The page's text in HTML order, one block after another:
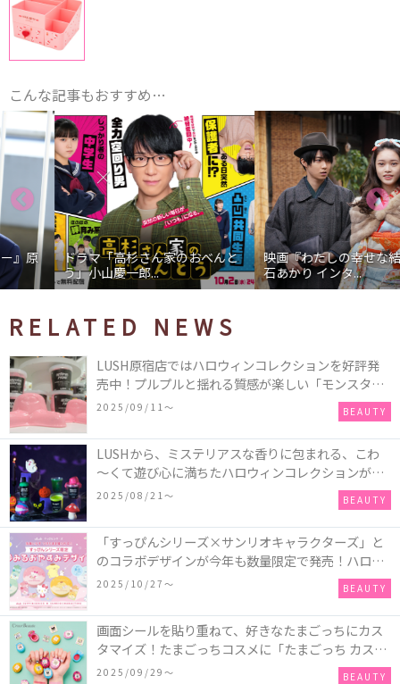
こんな記事もおすすめ…
ドラマ「高杉さん家のおべんと
う」小山慶一郎...
映画『わたしの幸せな結婚』髙
石あかり インタ...
RELATED NEWS
LUSH原宿店ではハロウィンコレクションを好評発
売中！プルプルと揺れる質感が楽しい「モンスター
オクトパス」や定番の「ゴースティー」「パンキン
2025/09/11〜 BEAUTY
LUSHから、ミステリアスな香りに包まれる、こわ
～くて遊び心に満ちたハロウィンコレクションが新
発売！頭と胴体に分かれたバスアイテムを組み合わ
せてキャラクターを完成させる新作「モンスター・
マッシュアップ」シリーズなど♪
2025/08/21〜 BEAUTY
「すっぴんシリーズ×サンリオキャラクターズ」と
のコラボデザインが今年も数量限定で発売！ハロー
キティ、ポムポムプリン、ポチャッコ、ハンギョド
2025/10/27〜 BEAUTY
画面シールを貼り重ねて、好きなたまごっちにカス
タマイズ！たまごっちコスメに「たまごっち カスタ
ム!!リップ＆チーク」が新登場
2025/09/29〜 BEAUTY